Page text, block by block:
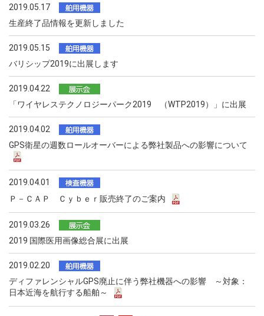
2019.05.17
生産終了品情報を更新しました
2019.05.15
バリシップ2019に出展します
2019.04.22
「ワイヤレステクノロジーパーク2019 （WTP2019）」に出展
2019.04.02
GPS衛星の週数ロールオーバーによる弊社製品への影響について
2019.04.01
Ｐ－ＣＡＰ Ｃｙｂｅｒ販売終了のご案内
2019.03.26
2019 国際医用画像総合展に出展
2019.02.20
ディファレンシャルGPS廃止に伴う弊社機器への影響 ～対象：
日本近海を航行する船舶～